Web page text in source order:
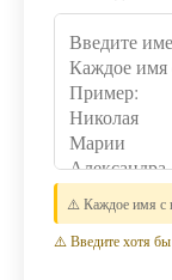
⚠️ Каждое имя с
⚠️ Введите хотя